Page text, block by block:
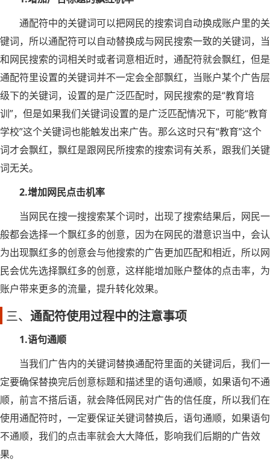
通配符中的关键词可以把网民的搜索词自动换成账户里的关
键词，所以通配符可以自动替换成与网民搜索一致的关键词，当
和网民搜索的词相关时或者词意相近时，通配符就会飘红，但是
通配符里设置的关键词并不一定会全部飘红，当账户某个广告层
级下的关键词，设置的是广泛匹配时，网民搜索的是“教育培
训”，但是如果我们关键词设置的是广泛匹配情况下，可能“教育
学校”这个关键词也能触发出来广告。那么这时只有“教育”这个
词才会飘红，飘红是跟网民所搜索的搜索词有关系，跟我们关键
词无关。
2.增加网民点击机率
当网民在搜一搜搜索某个词时，出现了搜索结果后，网民一
般都会选择一个飘红多的创意，因为在网民的潜意识当中，会认
为出现飘红多的创意会与他搜索的广告更加匹配和相近，所以网
民会优先选择飘红多的创意，这样能增加账户整体的点击率，为
账户带来更多的流量，提升转化效果。
三、 通配符使用过程中的注意事项
1.语句通顺
当我们广告内的关键词替换通配符里面的关键词后，我们一
定要确保替换完后创意标题和描述里的语句通顺，如果语句不通
顺，前言不搭后语，就会降低网民对广告的信任度，所以我们在
使用通配符时，一定要保证关键词替换后，语句通顺，如果语句
不通顺，我们的点击率就会大大降低，影响我们后期的广告效
果。